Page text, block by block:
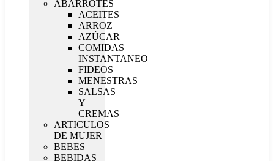
ABARROTES
ACEITES
ARROZ
AZÚCAR
COMIDAS
INSTANTANEO
FIDEOS
MENESTRAS
SALSAS
Y
CREMAS
ARTICULOS
DE MUJER
BEBES
BEBIDAS